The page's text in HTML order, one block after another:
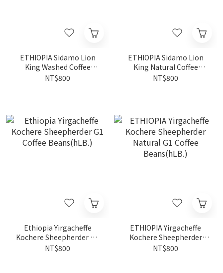
ETHIOPIA Sidamo Lion
King Washed Coffee
Beans(hLB.)
NT$800
ETHIOPIA Sidamo Lion
King Natural Coffee
Beans(hLB.)
NT$800
Ethiopia Yirgacheffe
Kochere Sheepherder G1
Coffee Beans(hLB.)
NT$800
ETHIOPIA Yirgacheffe
Kochere Sheepherder
Natural G1 Coffee
NT$800